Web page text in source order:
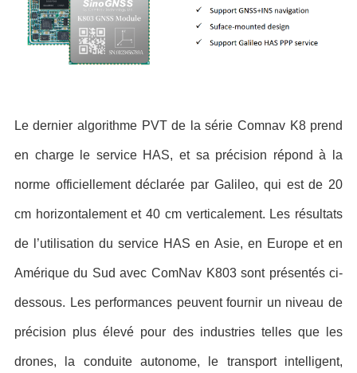
Le dernier algorithme PVT de la série Comnav K8 prend
en charge le service HAS, et sa précision répond à la
norme officiellement déclarée par Galileo, qui est de 20
cm horizontalement et 40 cm verticalement. Les résultats
de l’utilisation du service HAS en Asie, en Europe et en
Amérique du Sud avec ComNav K803 sont présentés ci-
dessous. Les performances peuvent fournir un niveau de
précision plus élevé pour des industries telles que les
drones, la conduite autonome, le transport intelligent,